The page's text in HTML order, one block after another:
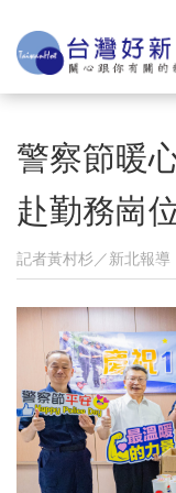
警察節暖
赴勤務崗
記者黃村杉／新北報導